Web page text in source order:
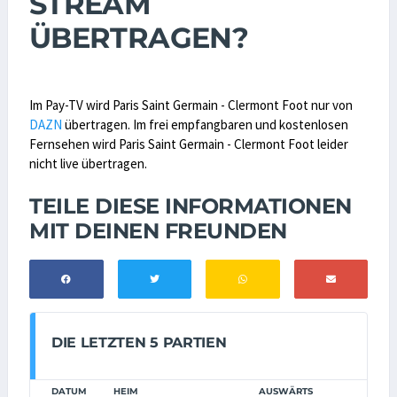
ÜBERTRAGEN?
Im Pay-TV wird Paris Saint Germain - Clermont Foot nur von
DAZN übertragen. Im frei empfangbaren und kostenlosen
Fernsehen wird Paris Saint Germain - Clermont Foot leider
nicht live übertragen.
TEILE DIESE INFORMATIONEN
MIT DEINEN FREUNDEN
DIE LETZTEN 5 PARTIEN
DATUM HEIM AUSWÄRTS